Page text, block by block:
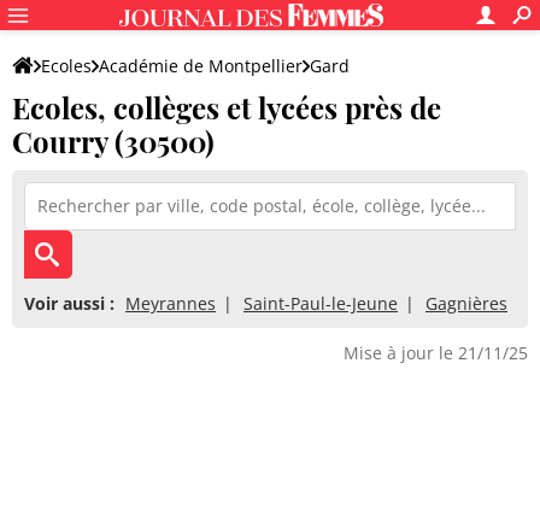
Ecoles Académie de Montpellier Gard
Ecoles, collèges et lycées près de
Courry (30500)
Voir aussi : Meyrannes Saint-Paul-le-Jeune Gagnières
Mise à jour le 21/11/25